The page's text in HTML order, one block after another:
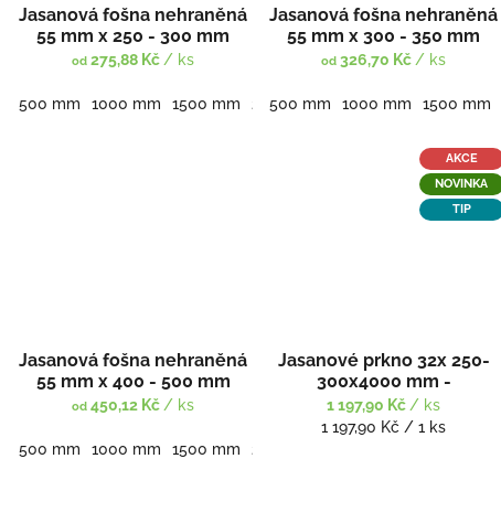
Jasanová fošna nehraněná
55 mm x 250 - 300 mm
od 275,88 Kč/ ks
500 mm 1000 mm 1500 mm 2000 mm 2500 mm 3000 mm
Jasanová fošna nehraněná
55 mm x 300 - 350 mm
od 326,70 Kč/ ks
500 mm 1000 mm 1500 mm
Jasanová fošna nehraněná
55 mm x 400 - 500 mm
od 450,12 Kč / ks
500 mm 1000 mm 1500 mm 2000 mm
AKCE
NOVINKA
TIP
Jasanové prkno 32x 250-
300x4000 mm -
nehraněné/nehoblované
1 197,90 Kč / ks
Měrná
1 197,90 Kč / 1 ks